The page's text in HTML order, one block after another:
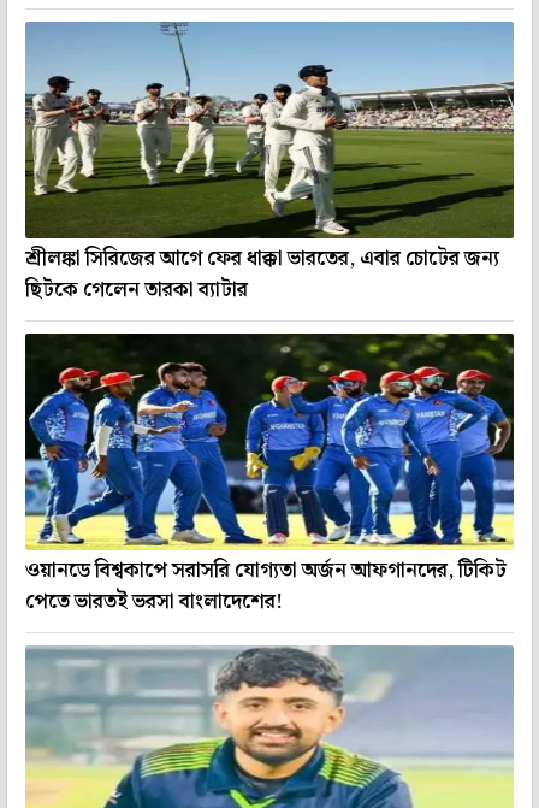
শ্রীলঙ্কা সিরিজের আগে ফের ধাক্কা ভারতের, এবার চোটের জন্য
ছিটকে গেলেন তারকা ব্যাটার
ওয়ানডে বিশ্বকাপে সরাসরি যোগ্যতা অর্জন আফগানদের, টিকিট
পেতে ভারতই ভরসা বাংলাদেশের!